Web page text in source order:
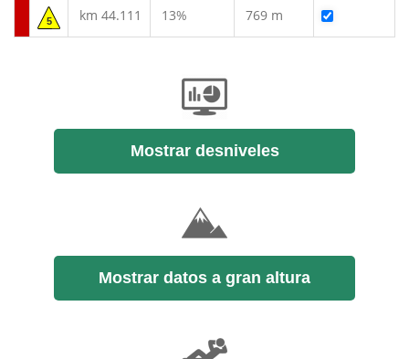
5 km 44.111 13% 769 m
Mostrar desniveles
Mostrar datos a gran altura